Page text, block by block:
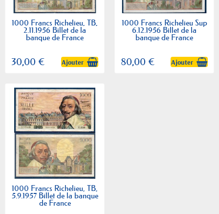
1000 Francs Richelieu, TB,
2.11.1956 Billet de la
banque de France
30,00 € Ajouter
1000 Francs Richelieu Sup
6.12.1956 Billet de la
banque de France
80,00 € Ajouter
1000 Francs Richelieu, TB,
5.9.1957 Billet de la banque
de France